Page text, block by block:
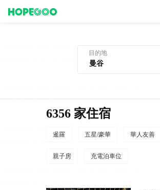
目的地
6356 家住宿
暹羅 五星/豪華 華人友善
親子房 充電泊車位